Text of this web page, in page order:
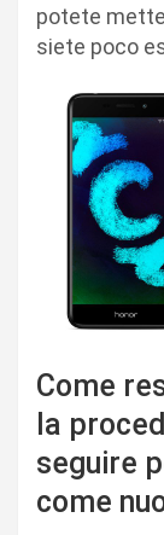
potete
siete poco
Come
la
seguire
come